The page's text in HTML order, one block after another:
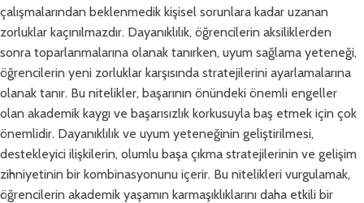
çalışmalarından beklenmedik kişisel sorunlara kadar uzanan
zorluklar kaçınılmazdır. Dayanıklılık, öğrencilerin aksiliklerden
sonra toparlanmalarına olanak tanırken, uyum sağlama yeteneği,
öğrencilerin yeni zorluklar karşısında stratejilerini ayarlamalarına
olanak tanır. Bu nitelikler, başarının önündeki önemli engeller
olan akademik kaygı ve başarısızlık korkusuyla baş etmek için çok
önemlidir. Dayanıklılık ve uyum yeteneğinin geliştirilmesi,
destekleyici ilişkilerin, olumlu başa çıkma stratejilerinin ve gelişim
zihniyetinin bir kombinasyonunu içerir. Bu nitelikleri vurgulamak,
öğrencilerin akademik yaşamın karmaşıklıklarını daha etkili bir